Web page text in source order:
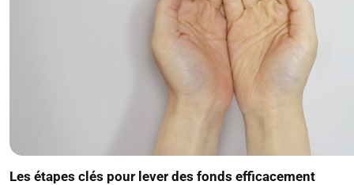
Les étapes clés pour lever des fonds efficacement